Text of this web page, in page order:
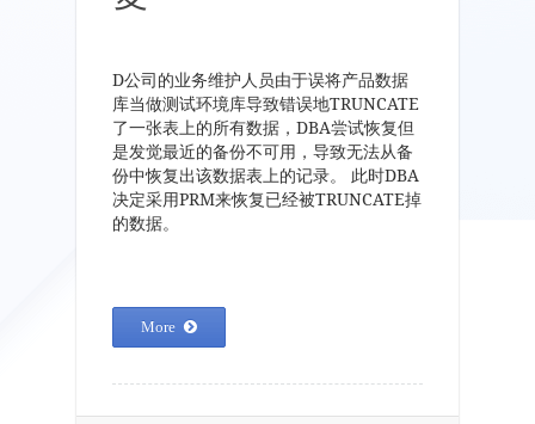
D公司的业务维护人员由于误将产品数据
库当做测试环境库导致错误地TRUNCATE
了一张表上的所有数据，DBA尝试恢复但
是发觉最近的备份不可用，导致无法从备
份中恢复出该数据表上的记录。 此时DBA
决定采用PRM来恢复已经被TRUNCATE掉
的数据。
More